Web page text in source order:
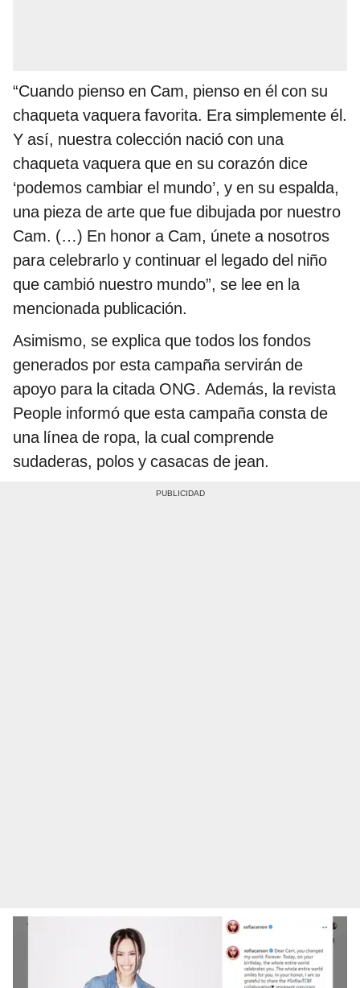
“Cuando pienso en Cam, pienso en él con su
chaqueta vaquera favorita. Era simplemente él.
Y así, nuestra colección nació con una
chaqueta vaquera que en su corazón dice
‘podemos cambiar el mundo’, y en su espalda,
una pieza de arte que fue dibujada por nuestro
Cam. (…) En honor a Cam, únete a nosotros
para celebrarlo y continuar el legado del niño
que cambió nuestro mundo”, se lee en la
mencionada publicación.
Asimismo, se explica que todos los fondos
generados por esta campaña servirán de
apoyo para la citada ONG. Además, la revista
People informó que esta campaña consta de
una línea de ropa, la cual comprende
sudaderas, polos y casacas de jean.